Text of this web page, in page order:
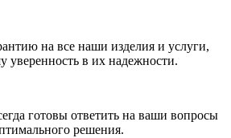
на все наши изделия и услуги,
уверенность в их надежности.
готовы ответить на ваши вопросы
решения.